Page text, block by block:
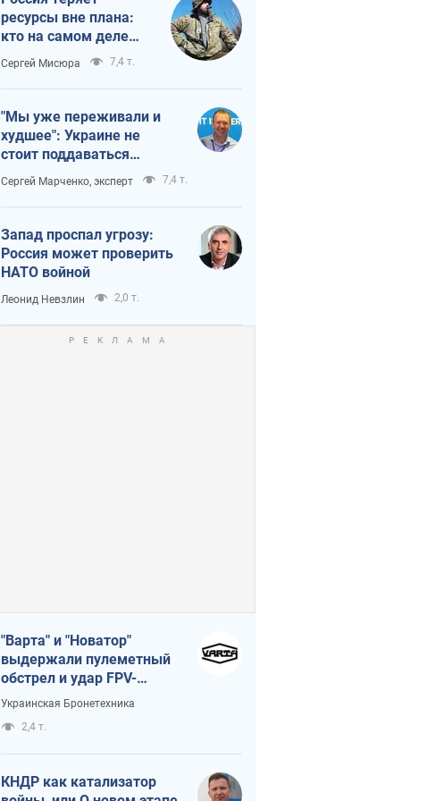
ресурсы вне плана:
кто на самом деле
диктует темп войны
Сергей Мисюра 7,4 т.
"Мы уже переживали и
худшее": Украине не
стоит поддаваться
отчаянию из-за
ракетного террора
Сергей Марченко, эксперт 7,4 т.
Запад проспал угрозу:
Россия может проверить
НАТО войной
Леонид Невзлин 2,0 т.
"Варта" и "Новатор"
выдержали пулеметный
обстрел и удар FPV-
дрона, сохранив жизнь
Украинская Бронетехника
2,4 т.
КНДР как катализатор